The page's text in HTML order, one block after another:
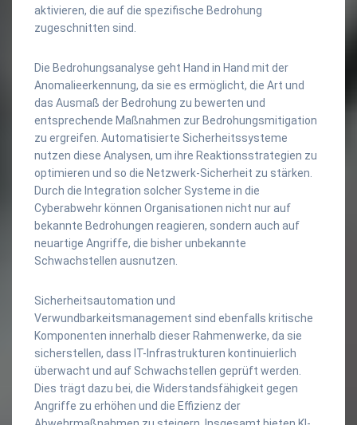
aktivieren, die auf die spezifische Bedrohung
zugeschnitten sind.
Die Bedrohungsanalyse geht Hand in Hand mit der
Anomalieerkennung, da sie es ermöglicht, die Art und
das Ausmaß der Bedrohung zu bewerten und
entsprechende Maßnahmen zur Bedrohungsmitigation
zu ergreifen. Automatisierte Sicherheitssysteme
nutzen diese Analysen, um ihre Reaktionsstrategien zu
optimieren und so die Netzwerk-Sicherheit zu stärken.
Durch die Integration solcher Systeme in die
Cyberabwehr können Organisationen nicht nur auf
bekannte Bedrohungen reagieren, sondern auch auf
neuartige Angriffe, die bisher unbekannte
Schwachstellen ausnutzen.
Sicherheitsautomation und
Verwundbarkeitsmanagement sind ebenfalls kritische
Komponenten innerhalb dieser Rahmenwerke, da sie
sicherstellen, dass IT-Infrastrukturen kontinuierlich
überwacht und auf Schwachstellen geprüft werden.
Dies trägt dazu bei, die Widerstandsfähigkeit gegen
Angriffe zu erhöhen und die Effizienz der